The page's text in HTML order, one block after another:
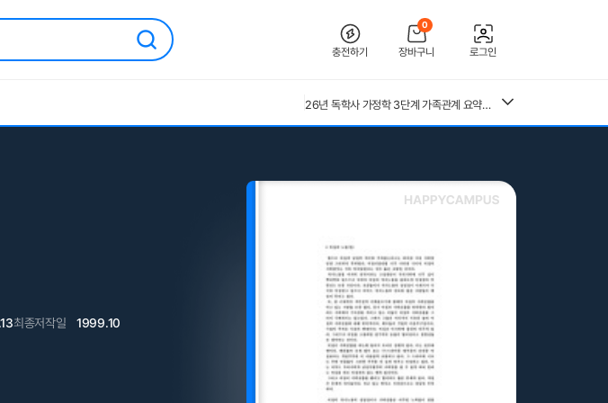
충전하기
0
장바구니 로그인
26년 독학사 가정학 3단계 가족관계 요약본(24,25년 시험 복기내용 추가)
근로복지공단 울산병원 간호사 상세한 면접후기 및 기출질문답변 병원정보 직무상식 80선
26년 독학사 가정학 3단계 식생활과 건강 요약본 (24,25년 시험 복기내용 추가)
최종저작일 1999.10